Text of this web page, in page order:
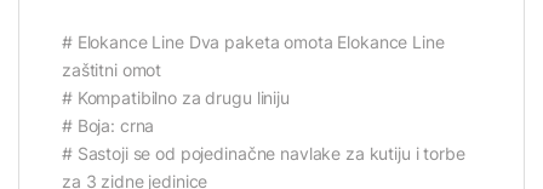
# Elokance Line Dva paketa omota Elokance Line
zaštitni omot
# Kompatibilno za drugu liniju
# Boja: crna
# Sastoji se od pojedinačne navlake za kutiju i torbe
za 3 zidne jedinice